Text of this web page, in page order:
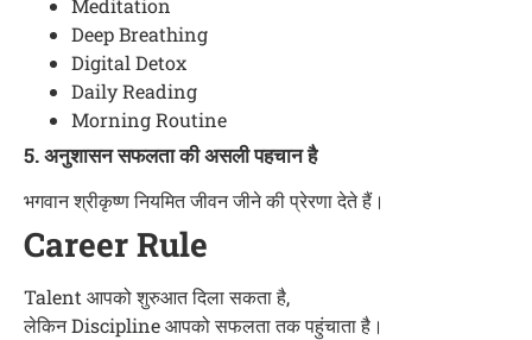
Meditation
Deep Breathing
Digital Detox
Daily Reading
Morning Routine
5. अनुशासन सफलता की असली पहचान है
भगवान श्रीकृष्ण नियमित जीवन जीने की प्रेरणा देते हैं।
Career Rule
Talent आपको शुरुआत दिला सकता है,
लेकिन Discipline आपको सफलता तक पहुंचाता है।